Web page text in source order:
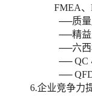
FMEA、
──质量
──精益
──六西
── QC
──
6.企业竞争力